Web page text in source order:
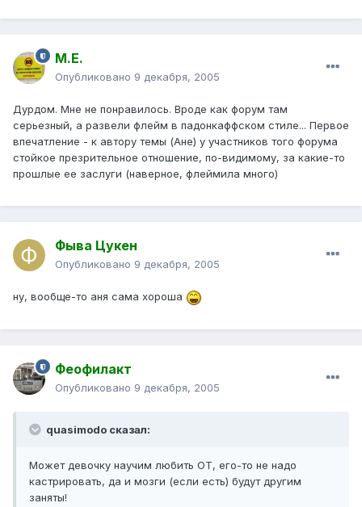
М.Е.
Опубликовано 9 декабря, 2005
Дурдом. Мне не понравилось. Вроде как форум там
серьезный, а развели флейм в падонкаффском стиле... Первое
впечатление - к автору темы (Ане) у участников того форума
стойкое презрительное отношение, по-видимому, за какие-то
прошлые ее заслуги (наверное, флеймила много)
Фыва Цукен
Опубликовано 9 декабря, 2005
ну, вообще-то аня сама хороша
Феофилакт
Опубликовано 9 декабря, 2005
quasimodo сказал:
Может девочку научим любить ОТ, его-то не надо
кастрировать, да и мозги (если есть) будут другим
заняты!